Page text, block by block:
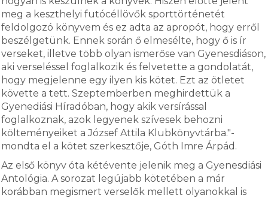
meg a keszthelyi futócéllövők sporttörténetét
feldolgozó könyvem és ez adta az apropót, hogy erről
beszélgetünk. Ennek során ő elmesélte, hogy ő is ír
verseket, illetve több olyan ismerőse van Gyenesdiáson,
aki verseléssel foglalkozik és felvetette a gondolatát,
hogy megjelenne egy ilyen kis kötet. Ezt az ötletet
követte a tett. Szeptemberben meghirdettük a
Gyenediási Híradóban, hogy akik versírással
foglalkoznak, azok legyenek szívesek behozni
költeményeiket a József Attila Klubkönyvtárba."-
mondta el a kötet szerkesztője, Góth Imre Árpád.
Az első könyv óta kétévente jelenik meg a Gyenesdiási
Antológia. A sorozat legújabb kötetében a már
korábban megismert verselők mellett olyanokkal is